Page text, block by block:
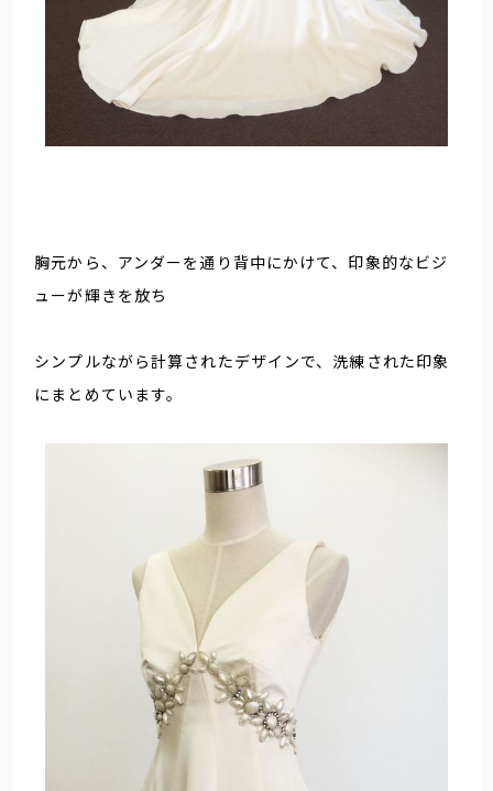
胸元から、アンダーを通り背中にかけて、印象的なビジ
ューが輝きを放ち
シンプルながら計算されたデザインで、洗練された印象
にまとめています。